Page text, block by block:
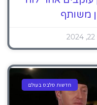
משותף
חדשות סלבס בעולם